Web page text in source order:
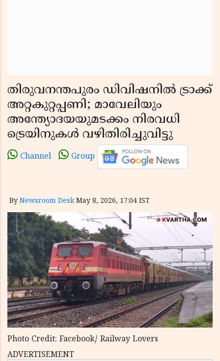
തിരുവനന്തപുരം ഡിവിഷനിൽ ട്രാക്ക്
അറ്റകുറ്റപ്പണി; മാവേലിയും
അന്ത്യോദയയുമടക്കം നിരവധി
ട്രെയിനുകൾ വഴിതിരിച്ചുവിട്ടു
Channel Group
By Newsroom Desk May 8, 2026, 17:04 IST
Photo Credit: Facebook/ Railway Lovers
ADVERTISEMENT